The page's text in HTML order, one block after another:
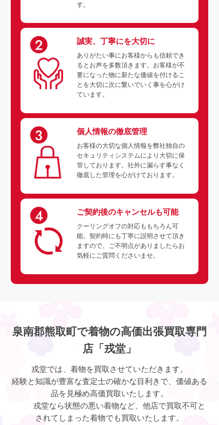
す。
誠実、丁寧にを大切に
ありがたい事にお客様からも信頼でき
るとお声を多数頂きます。お客様が不
要になった物に新たな価値を付けるこ
とを大切に次に繋いでいく事を心がけ
ています。
個人情報の徹底管理
お客様の大切な個人情報を弊社独自の
セキュリティシステムにより大切に保
管しております。社外に漏らす事なく
徹底した管理を心がけております。
ご契約後のキャンセルも可能
クーリングオフの対応ももちろん可
能。契約時にも丁寧に説明させて頂き
ますので、ご不明点がありましたらお
気軽にご質問くださいませ。
泉南郡熊取町で着物の高価出張買取専門
店「戎堂」
戎堂では、着物を買取させていただきます。
経験と知識が豊富な査定士の確かな目利きで、価値ある
品を見極め高価買取いたします。
戎堂なら状態の悪い着物など、他店で買取不可と
されてしまった着物でも買取いたします。